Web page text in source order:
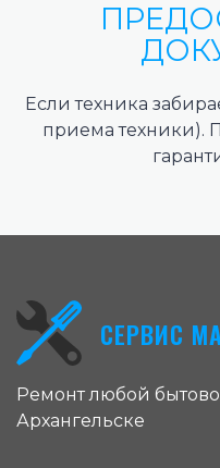
Если техника
приема техники).
СЕРВИС
Ремонт любой
Архангельске